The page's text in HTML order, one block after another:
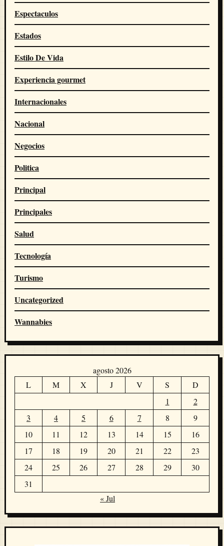
Espectaculos
Estados
Estilo De Vida
Experiencia gourmet
Internacionales
Nacional
Negocios
Politica
Principal
Principales
Salud
Tecnología
Turismo
Uncategorized
Wannabies
agosto 2026
L
M X J V S
D
1
2
3
4 5 6 7 8
9
10
11 12 13 14 15
16
17
18 19 20 21 22
23
24
25 26 27 28 29
30
31
« Jul